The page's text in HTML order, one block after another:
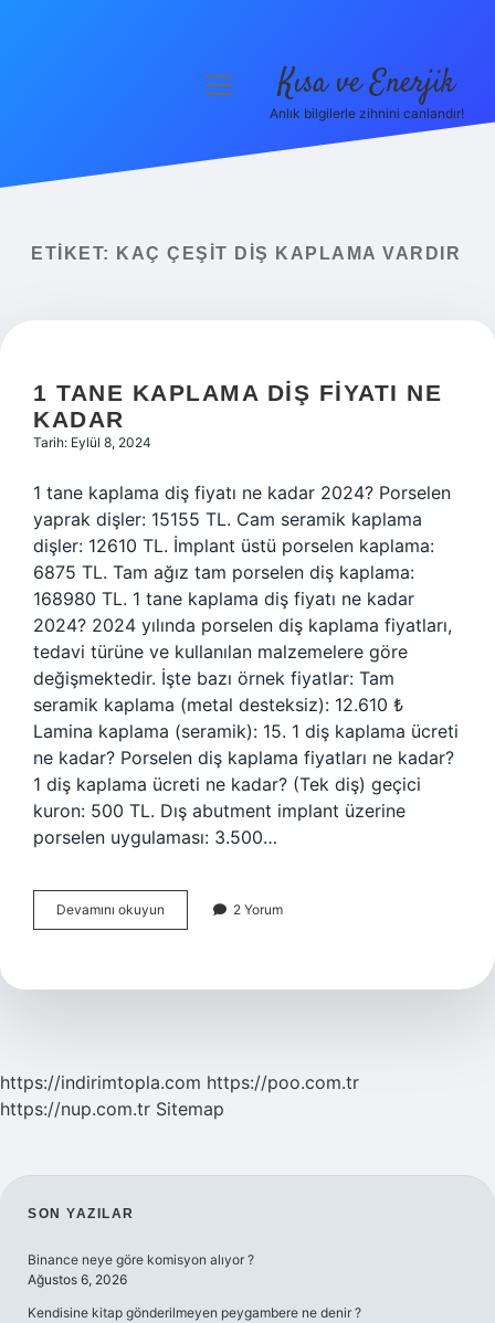
Yasal Uyarı
menüyü
Kısa ve Enerjik
Anlık bilgilerle zihnini canlandır!
ETIKET: KAÇ ÇEŞIT DIŞ KAPLAMA VARDIR
1 TANE KAPLAMA DIŞ FIYATI NE
KADAR
Tarih: Eylül 8, 2024
1 tane kaplama diş fiyatı ne kadar 2024? Porselen
yaprak dişler: 15155 TL. Cam seramik kaplama
dişler: 12610 TL. İmplant üstü porselen kaplama:
6875 TL. Tam ağız tam porselen diş kaplama:
168980 TL. 1 tane kaplama diş fiyatı ne kadar
2024? 2024 yılında porselen diş kaplama fiyatları,
tedavi türüne ve kullanılan malzemelere göre
değişmektedir. İşte bazı örnek fiyatlar: Tam
seramik kaplama (metal desteksiz): 12.610 ₺
Lamina kaplama (seramik): 15. 1 diş kaplama ücreti
ne kadar? Porselen diş kaplama fiyatları ne kadar?
1 diş kaplama ücreti ne kadar? (Tek diş) geçici
kuron: 500 TL. Dış abutment implant üzerine
porselen uygulaması: 3.500…
Devamını okuyun
Tane
Fiyatı
2 Yorum
https://indirimtopla.com https://poo.com.tr
https://nup.com.tr Sitemap
SIDEBAR
SON YAZILAR
Binance neye göre komisyon alıyor ?
Ağustos 6, 2026
Kendisine kitap gönderilmeyen peygambere ne denir ?